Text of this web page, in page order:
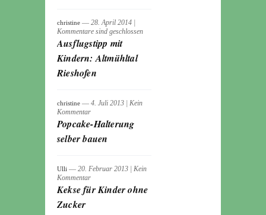
christine ― 28. April 2014
Kommentare sind geschlossen
Ausflugstipp mit
Kindern: Altmühltal
Rieshofen
christine ― 4. Juli 2013
Kein
Kommentar
Popcake-Halterung
selber bauen
Ulli ― 20. Februar 2013
Kein
Kommentar
Kekse für Kinder ohne
Zucker